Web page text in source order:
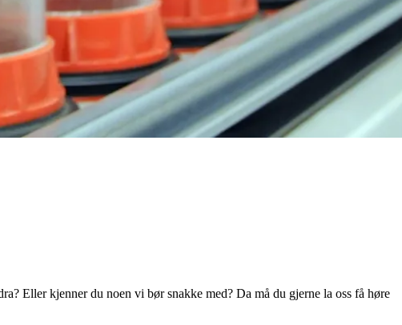
Eller kjenner du noen vi bør snakke med? Da må du gjerne la oss få høre